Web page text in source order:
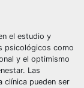
el estudio y
psicológicos como
y el optimismo
Las
clínica pueden ser